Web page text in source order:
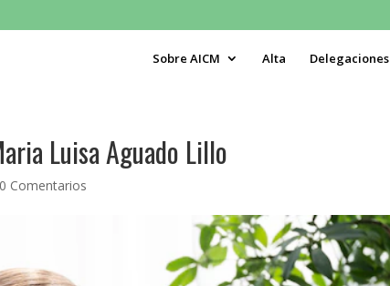
Sobre AICM Alta Delegaciones
Luisa Aguado Lillo
0 Comentarios